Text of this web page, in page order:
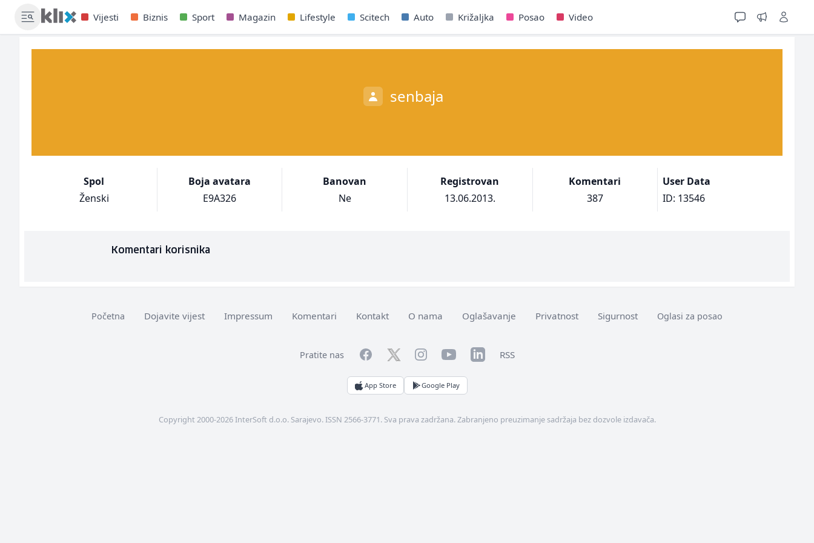
Vijesti Biznis Sport Magazin Lifestyle Scitech Auto Križaljka Posao Video
senbaja
Spol
Ženski
Boja avatara
E9A326
Banovan
Ne
Registrovan
13.06.2013.
Komentari
387
User Data
ID: 13546
Komentari korisnika
Početna Dojavite vijest Impressum Komentari Kontakt O nama Oglašavanje Privatnost Sigurnost Oglasi za posao
Pratite nas FacebookTwitterInstagramYouTubeLinkedInRSS
App Store Google Play
Copyright 2000-2026 InterSoft d.o.o. Sarajevo. ISSN 2566-3771. Sva prava zadržana. Zabranjeno preuzimanje sadržaja bez dozvole izdavača.